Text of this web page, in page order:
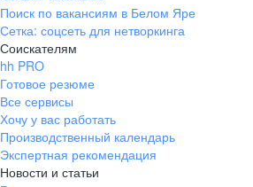
Поиск по вакансиям в Белом Яре
Сетка: соцсеть для нетворкинга
Соискателям
hh PRO
Готовое резюме
Все сервисы
Хочу у вас работать
Производственный календарь
Экспертная рекомендация
Новости и статьи